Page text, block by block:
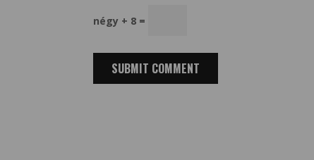
négy + 8 =